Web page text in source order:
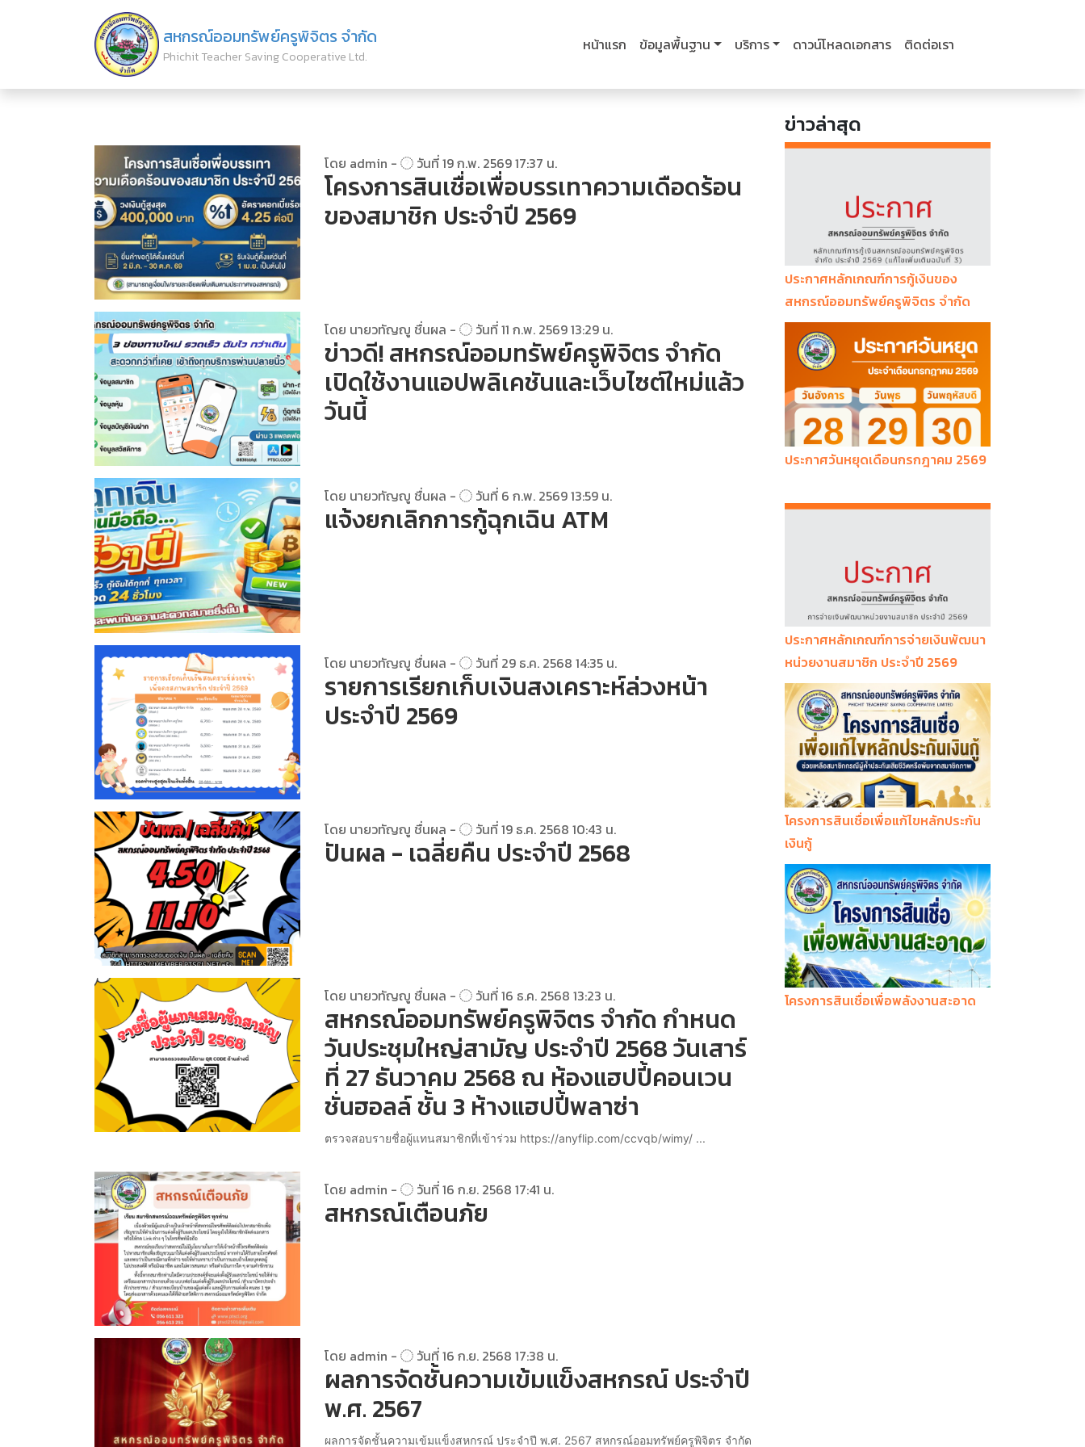
สหกรณ์ออมทรัพย์ครูพิจิตร จำกัด
Phichit Teacher Saving Cooperative Ltd.
หน้าแรก ข้อมูลพื้นฐาน บริการ ดาวน์โหลดเอกสาร ติดต่อเรา
โดย admin - วันที่ 19 ก.พ. 2569 17:37 น.
โครงการสินเชื่อเพื่อบรรเทาความเดือดร้อน
ของสมาชิก ประจำปี 2569
โดย นายวทัญญู ชื่นผล - วันที่ 11 ก.พ. 2569 13:29 น.
ข่าวดี! สหกรณ์ออมทรัพย์ครูพิจิตร จำกัด
เปิดใช้งานแอปพลิเคชันและเว็บไซต์ใหม่แล้ว
วันนี้
โดย นายวทัญญู ชื่นผล - วันที่ 6 ก.พ. 2569 13:59 น.
แจ้งยกเลิกการกู้ฉุกเฉิน ATM
โดย นายวทัญญู ชื่นผล - วันที่ 29 ธ.ค. 2568 14:35 น.
รายการเรียกเก็บเงินสงเคราะห์ล่วงหน้า
ประจำปี 2569
โดย นายวทัญญู ชื่นผล - วันที่ 19 ธ.ค. 2568 10:43 น.
ปันผล - เฉลี่ยคืน ประจำปี 2568
โดย นายวทัญญู ชื่นผล - วันที่ 16 ธ.ค. 2568 13:23 น.
สหกรณ์ออมทรัพย์ครูพิจิตร จำกัด กำหนด
วันประชุมใหญ่สามัญ ประจำปี 2568 วันเสาร์
ที่ 27 ธันวาคม 2568 ณ ห้องแฮปปี้คอนเวน
ชั่นฮอลล์ ชั้น 3 ห้างแฮปปี้พลาซ่า
ตรวจสอบรายชื่อผู้แทนสมาชิกที่เข้าร่วม https://anyflip.com/ccvqb/wimy/ ...
โดย admin - วันที่ 16 ก.ย. 2568 17:41 น.
สหกรณ์เตือนภัย
โดย admin - วันที่ 16 ก.ย. 2568 17:38 น.
ผลการจัดชั้นความเข้มแข็งสหกรณ์ ประจำปี
พ.ศ. 2567
ผลการจัดชั้นความเข้มแข็งสหกรณ์ ประจำปี พ.ศ. 2567 สหกรณ์ออมทรัพย์ครูพิจิตร จำกัด
ข่าวล่าสุด
ประกาศหลักเกณฑ์การกู้เงินของ
สหกรณ์ออมทรัพย์ครูพิจิตร จำกัด
ประจำปี 2569 (แก้ไขเพิ่มเติมฉบับที่ 3)
ประกาศวันหยุดเดือนกรกฎาคม 2569
ประกาศหลักเกณฑ์การจ่ายเงินพัฒนา
หน่วยงานสมาชิก ประจำปี 2569
โครงการสินเชื่อเพื่อแก้ไขหลักประกัน
เงินกู้
โครงการสินเชื่อเพื่อพลังงานสะอาด